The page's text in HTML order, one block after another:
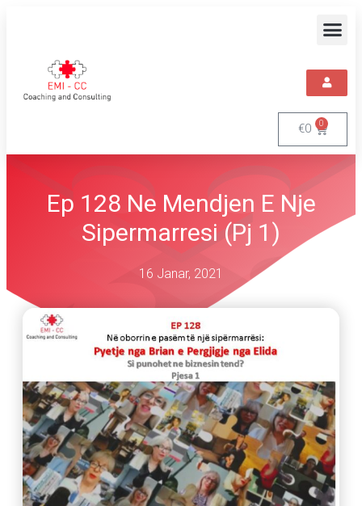
€0 0
Ep 128 Ne Mendjen E Nje
Sipermarresi (pj 1)
16 Janar, 2021